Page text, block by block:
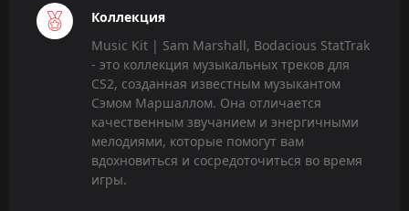
Коллекция
Music Kit | Sam Marshall, Bodacious StatTrak
- это коллекция музыкальных треков для
CS2, созданная известным музыкантом
Сэмом Маршаллом. Она отличается
качественным звучанием и энергичными
мелодиями, которые помогут вам
вдохновиться и сосредоточиться во время
игры.